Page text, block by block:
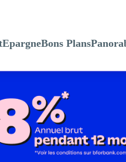
EpargneBons Plans